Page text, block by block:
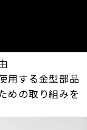
用する金型部品
めの取り組みを